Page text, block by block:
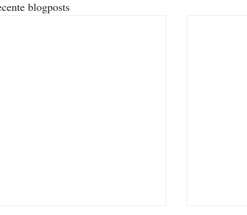
blogposts